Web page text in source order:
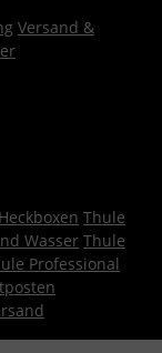
Versand &
Thule
Wasser Thule
Professional